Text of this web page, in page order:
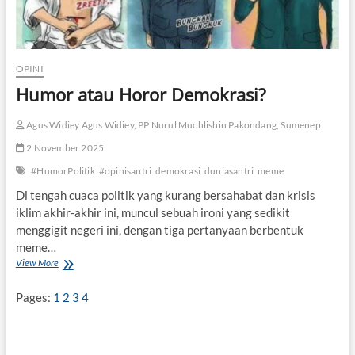
OPINI
Humor atau Horor Demokrasi?
Agus Widiey Agus Widiey, PP Nurul Muchlishin Pakondang, Sumenep.
2 November 2025
#HumorPolitik #opinisantri demokrasi duniasantri meme
Di tengah cuaca politik yang kurang bersahabat dan krisis
iklim akhir-akhir ini, muncul sebuah ironi yang sedikit
menggigit negeri ini, dengan tiga pertanyaan berbentuk
meme…
View MoreH
m
o
Pages: 1 2 3 4